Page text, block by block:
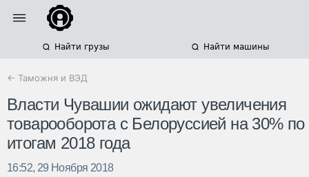
Найти грузы Найти машины
← Таможня и ВЭД
Власти Чувашии ожидают увеличения
товарооборота с Белоруссией на 30% по
итогам 2018 года
16:52, 29 Ноября 2018